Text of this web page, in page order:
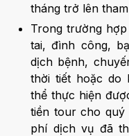
tháng trở lên
Trong trường
tai, đình công,
dịch bệnh,
thời tiết hoặc do
thể thực hiện
tiền tour cho
phí dịch vụ đã